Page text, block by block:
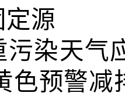
定源
污染天气
色预警减